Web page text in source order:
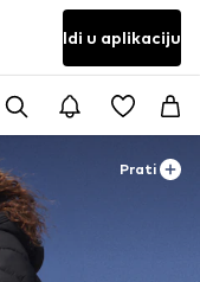
Idi u aplikaciju
Prati